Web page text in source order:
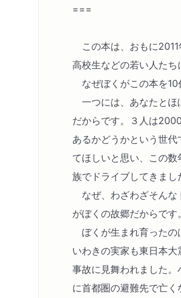
===
この本は、おもに
高校生などの若い人たち
なぜぼくがこの本を10
一つには、あなたとほ
だからです。３人は
あるかどうかという世
てほしいと思い、この
族でドライブしてきまし
なぜ、わざわざそんな
がぼくの故郷だからです。
ぼくが生まれ育ったの
いわきの実家も東日本
事故に見舞われました
に首都圏の避難先で亡く